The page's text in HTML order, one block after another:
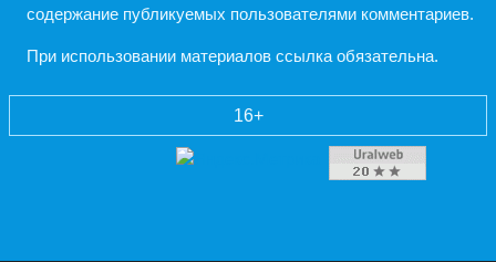
содержание публикуемых пользователями комментариев.
При использовании материалов ссылка обязательна.
16+